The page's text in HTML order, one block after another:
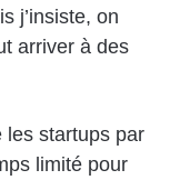
j’insiste, on
arriver à des
les startups par
limité pour